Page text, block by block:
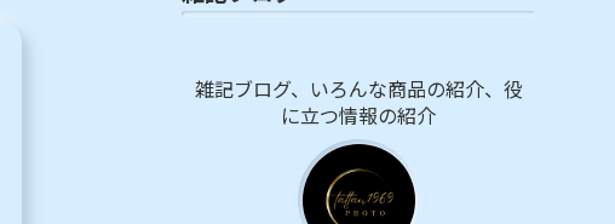
雑記ブログ、いろんな商品の紹介、役
に立つ情報の紹介